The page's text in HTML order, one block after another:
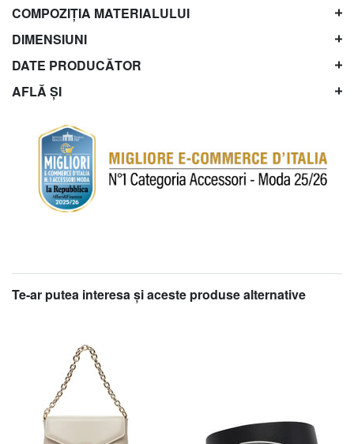
COMPOZIȚIA MATERIALULUI
DIMENSIUNI
DATE PRODUCĂTOR
AFLĂ ȘI
Te-ar putea interesa şi aceste produse alternative